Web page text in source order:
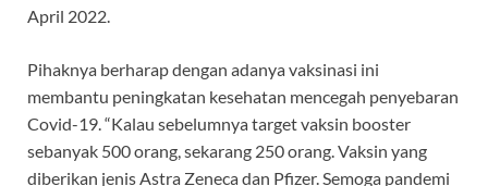
April 2022.
Pihaknya berharap dengan adanya vaksinasi ini
membantu peningkatan kesehatan mencegah penyebaran
Covid-19. “Kalau sebelumnya target vaksin booster
sebanyak 500 orang, sekarang 250 orang. Vaksin yang
diberikan jenis Astra Zeneca dan Pfizer. Semoga pandemi